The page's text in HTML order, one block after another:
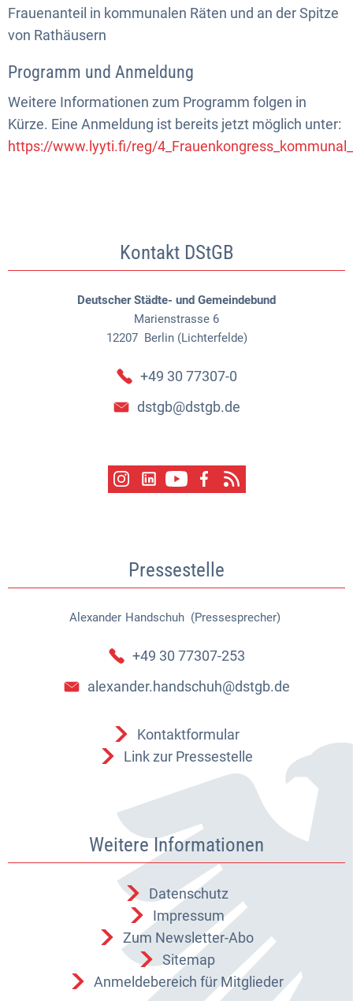
Frauenanteil in kommunalen Räten und an der Spitze
von Rathäusern
Programm und Anmeldung
Weitere Informationen zum Programm folgen in
Kürze. Eine Anmeldung ist bereits jetzt möglich unter:
https://www.lyyti.fi/reg/
Kontakt DStGB
Deutscher Städte- und Gemeindebund
Marienstrasse 6
12207 Berlin (Lichterfelde)
+49 30 77307-0
dstgb@dstgb.de
Pressestelle
Alexander Handschuh (Pressesprecher)
Alexander Handschuh
+49 30 77307-253
alexander.handschuh@dstgb.de
Kontaktformular
Link zur Pressestelle
Weitere Informationen
Datenschutz
Impressum
Zum Newsletter-Abo
Sitemap
Anmeldebereich für Mitglieder